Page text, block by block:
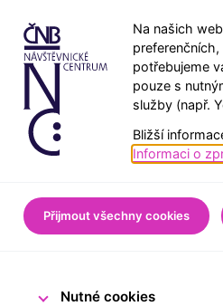
Úvod
Na našich
potřebujeme
pouze s
služby (např.
Bližší
Informaci o
Přijmout všechny cookies
Nutné cookies